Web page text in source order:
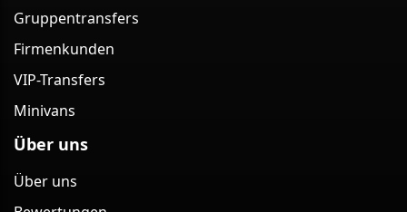
Gruppentransfers
Firmenkunden
VIP-Transfers
Minivans
Über uns
Über uns